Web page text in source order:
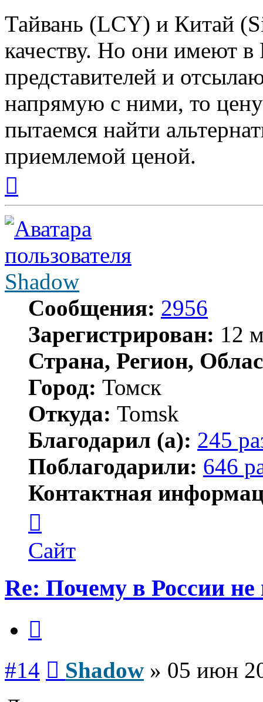
Тайвань (LCY) и Китай
качеству. Но они имеют
представителей и
напрямую с ними, то
пытаемся найти
приемлемой ценой.
началу
Shadow
Сообщения: 2956
Зарегистрирован: 12
Страна, Регион,
Город: Томск
Откуда: Tomsk
Благодарил (а): 245
Поблагодарили: 646
Контактная
пользователя
Shadow
Сайт
Re: Почему в России не
#14 Shadow » 05 июн